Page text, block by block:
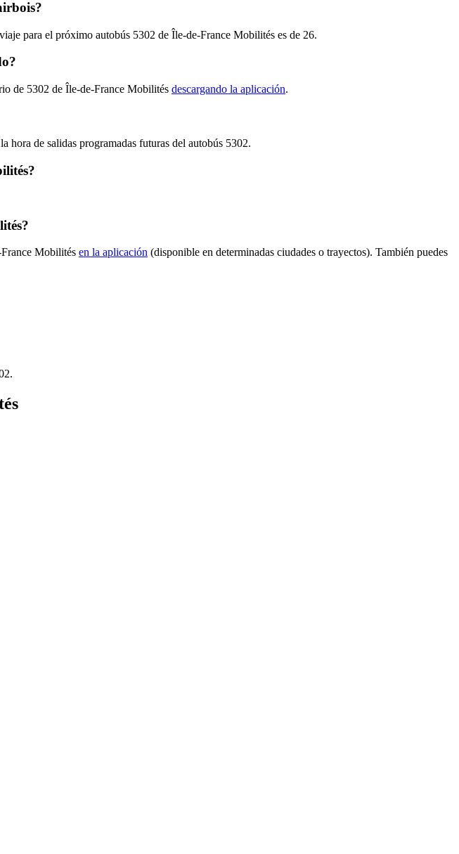
para el próximo autobús 5302 de Île-de-France Mobilités es de 26.
de 5302 de Île-de-France Mobilités descargando la aplicación.
hora de salidas programadas futuras del autobús 5302.
Mobilités en la aplicación (disponible en determinadas ciudades o trayectos). También puedes